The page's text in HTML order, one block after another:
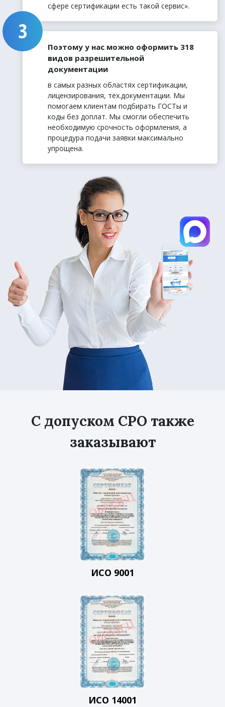
сфере сертификации есть такой сервис».
Поэтому у нас можно оформить 318
видов разрешительной
документации
в самых разных областях сертификации,
лицензирования, тех.документации. Мы
помогаем клиентам подбирать ГОСТы и
коды без доплат. Мы смогли обеспечить
необходимую срочность оформления, а
процедура подачи заявки максимально
упрощена.
С допуском СРО также
заказывают
ИСО 9001
ИСО 14001